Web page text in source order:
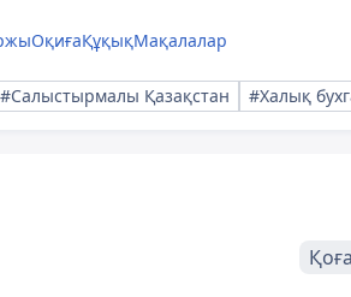
ОқиғаҚұқықМақалалар
#Салыстырмалы Қазақстан #Халық